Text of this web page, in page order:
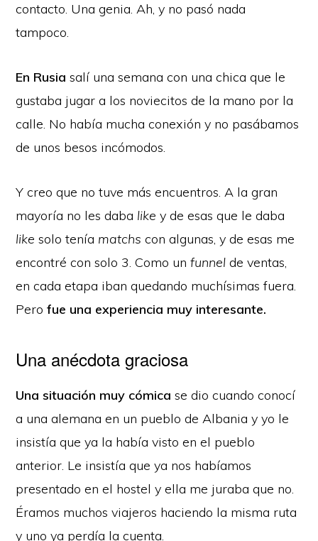
contacto. Una genia. Ah, y no pasó nada
tampoco.
En Rusia salí una semana con una chica que le
gustaba jugar a los noviecitos de la mano por la
calle. No había mucha conexión y no pasábamos
de unos besos incómodos.
Y creo que no tuve más encuentros. A la gran
mayoría no les daba like y de esas que le daba
like solo tenía matchs con algunas, y de esas me
encontré con solo 3. Como unfunnel de ventas,
en cada etapa iban quedando muchísimas fuera.
Perofue una experiencia muy interesante.
Una anécdota graciosa
Una situación muy cómica se dio cuando conocí
a una alemana en un pueblo de Albania y yo le
insistía que ya la había visto en el pueblo
anterior. Le insistía que ya nos habíamos
presentado en el hostel y ella me juraba que no.
Éramos muchos viajeros haciendo la misma ruta
y uno ya perdía la cuenta.